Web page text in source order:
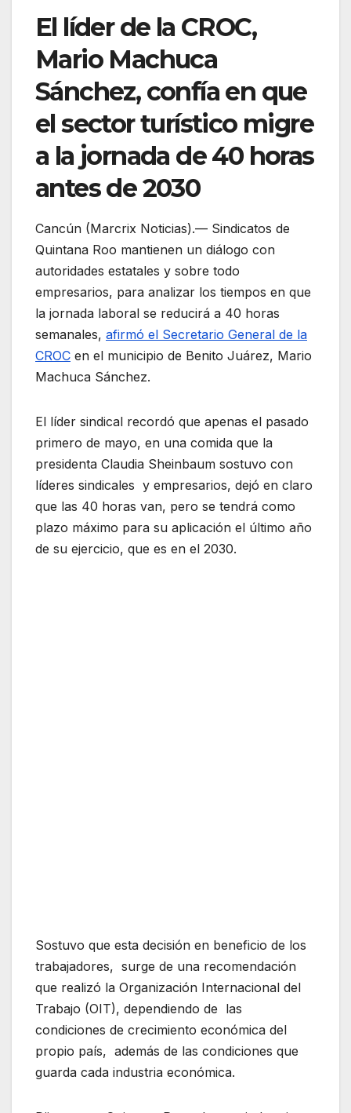
El líder de la CROC,
Mario Machuca
Sánchez, confía en que
el sector turístico migre
a la jornada de 40 horas
antes de 2030
Cancún (Marcrix Noticias).— Sindicatos de
Quintana Roo mantienen un diálogo con
autoridades estatales y sobre todo
empresarios, para analizar los tiempos en que
la jornada laboral se reducirá a 40 horas
semanales, afirmó el Secretario General de la
CROC en el municipio de Benito Juárez, Mario
Machuca Sánchez.
El líder sindical recordó que apenas el pasado
primero de mayo, en una comida que la
presidenta Claudia Sheinbaum sostuvo con
líderes sindicales y empresarios, dejó en claro
que las 40 horas van, pero se tendrá como
plazo máximo para su aplicación el último año
de su ejercicio, que es en el 2030.
Sostuvo que esta decisión en beneficio de los
trabajadores, surge de una recomendación
que realizó la Organización Internacional del
Trabajo (OIT), dependiendo de las
condiciones de crecimiento económica del
propio país, además de las condiciones que
guarda cada industria económica.